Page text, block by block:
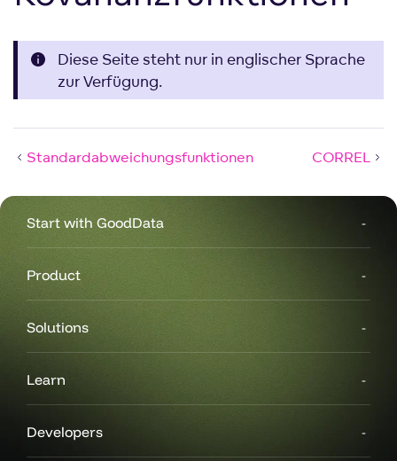
Diese Seite steht nur in englischer Sprache
zur Verfügung.
Standardabweichungsfunktionen CORREL
Start with GoodData
Product
Solutions
Learn
Developers